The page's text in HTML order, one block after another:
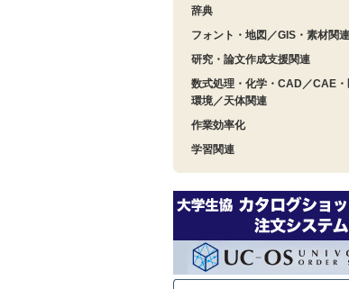
辞典
フォント・地図／GIS・素材関連
研究・論文作成支援関連
数式処理・化学・CAD／CAE・
環境／天体関連
作業効率化
学習関連